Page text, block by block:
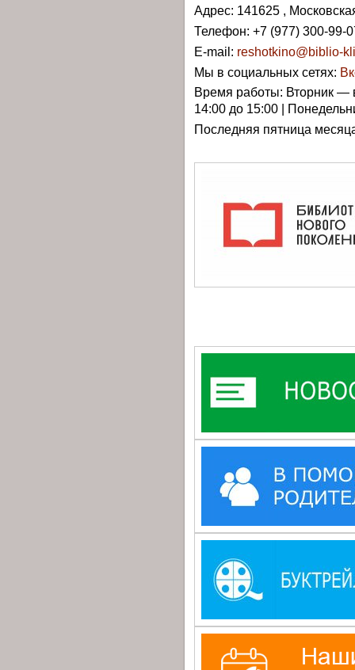
Адрес: 141625 ,
Телефон: +7 (977) 300-99-
E-mail: reshotkino@biblio-
Мы в социальных сетях:
Время работы: Вторник —
14:00 до 15:00 |
Последняя пятница